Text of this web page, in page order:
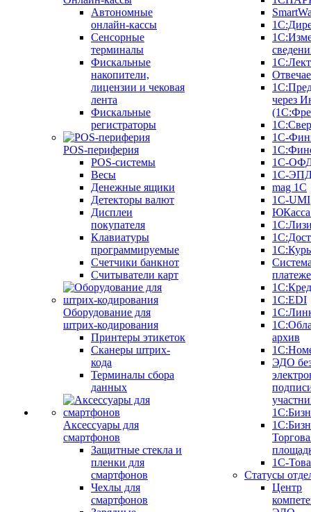
Автономные
онлайн-кассы
Сенсорные
терминалы
Фискальные
накопители,
лицензии и чековая
лента
Фискальные
регистраторы
POS-периферия
POS-системы
Весы
Денежные ящики
Детекторы валют
Дисплеи
покупателя
Клавиатуры
программируемые
Счетчики банкнот
Считыватели карт
Оборудование для
штрих-кодирования
Принтеры этикеток
Сканеры штрих-
кода
Терминалы сбора
данных
Аксессуары для
смартфонов
Защитные стекла и
пленки для
смартфонов
Чехлы для
смартфонов
через
1С-
1С-
1С-
mag 1C
1C-UMI
1С:EDI
архив
ЭДО
1С-
Статусы
Центр